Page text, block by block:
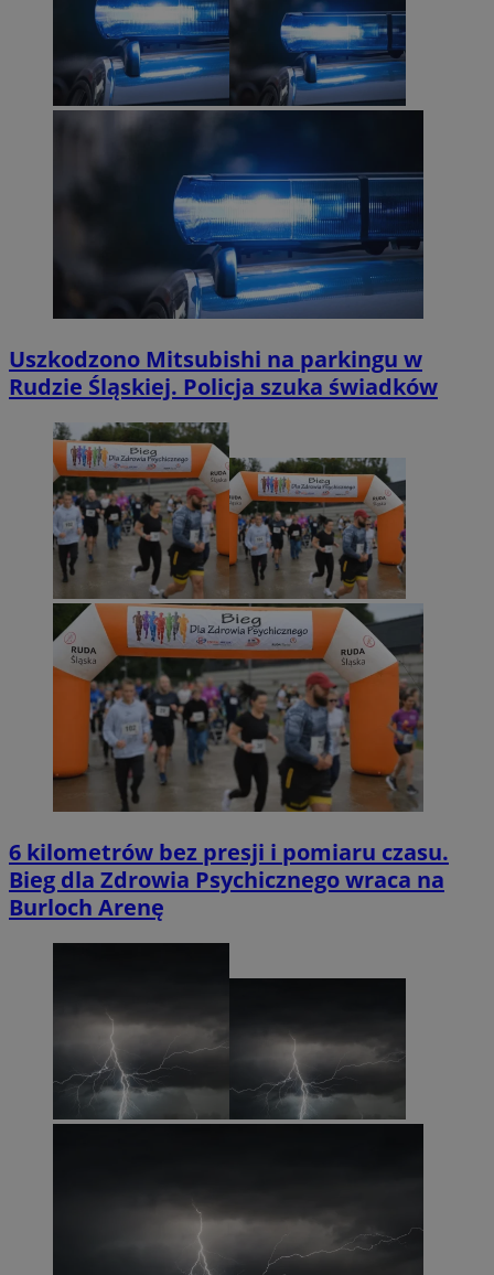
Uszkodzono Mitsubishi na parkingu w
Rudzie Śląskiej. Policja szuka świadków
6 kilometrów bez presji i pomiaru czasu.
Bieg dla Zdrowia Psychicznego wraca na
Burloch Arenę